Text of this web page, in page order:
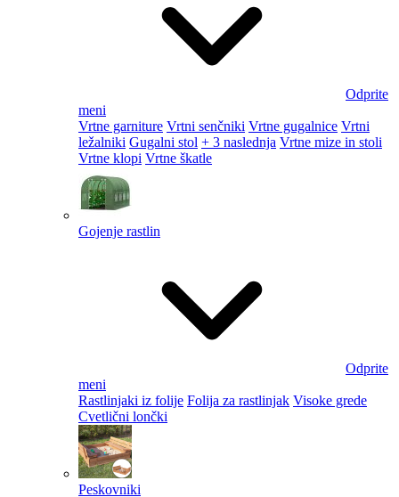
Odprite
meni
Vrtne garniture Vrtni senčniki Vrtne gugalnice Vrtni
ležalniki Gugalni stol + 3 naslednja Vrtne mize in stoli
Vrtne klopi Vrtne škatle
Gojenje rastlin
Odprite
meni
Rastlinjaki iz folije Folija za rastlinjak Visoke grede
Cvetlični lončki
Peskovniki